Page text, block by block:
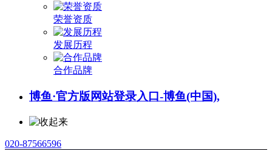
荣誉资质
发展历程
合作品牌
博鱼·官方版网站登录入口-博鱼(中国),
020-87566596